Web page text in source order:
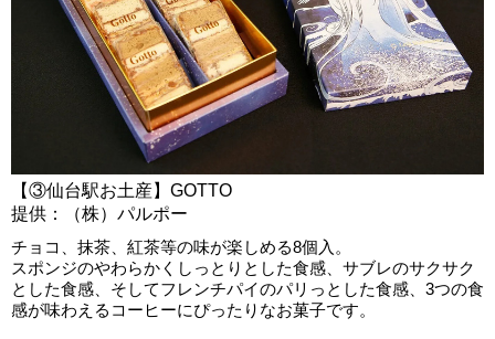
【③仙台駅お土産】GOTTO
提供：（株）パルポー
チョコ、抹茶、紅茶等の味が楽しめる8個入。
スポンジのやわらかくしっとりとした食感、サブレのサクサク
とした食感、そしてフレンチパイのパリっとした食感、3つの食
感が味わえるコーヒーにぴったりなお菓子です。